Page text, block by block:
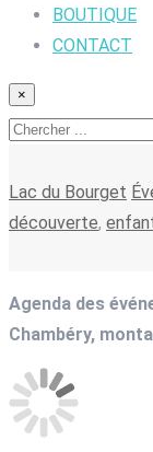
BOUTIQUE
CONTACT
×
Lac du Bourget
découverte,
Agenda des
Chambéry,